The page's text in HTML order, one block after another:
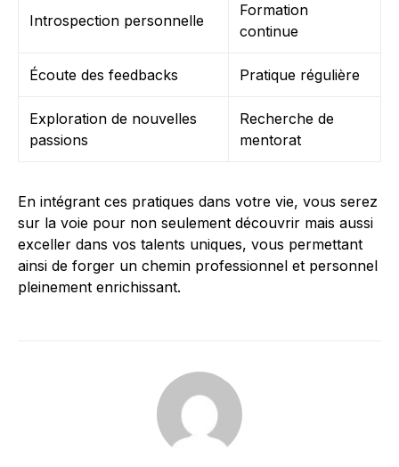
Introspection personnelle
Formation
continue
Écoute des feedbacks Pratique régulière
Exploration de nouvelles
passions
Recherche de
mentorat
En intégrant ces pratiques dans votre vie, vous serez
sur la voie pour non seulement découvrir mais aussi
exceller dans vos talents uniques, vous permettant
ainsi de forger un chemin professionnel et personnel
pleinement enrichissant.